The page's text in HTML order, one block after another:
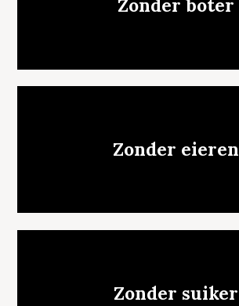
Zonder boter
Zonder eieren
Zonder suiker